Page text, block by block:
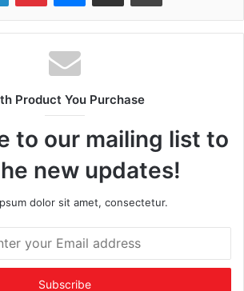
Product You Purchase
to our mailing list to
new updates!
dolor sit amet, consectetur.